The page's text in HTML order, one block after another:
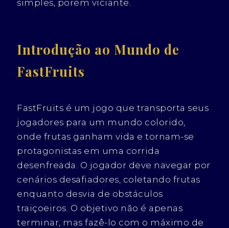
simples, porém viciante.
Introdução ao Mundo de
FastFruits
FastFruits é um jogo que transporta seus
jogadores para um mundo colorido,
onde frutas ganham vida e tornam-se
protagonistas em uma corrida
desenfreada. O jogador deve navegar por
cenários desafiadores, coletando frutas
enquanto desvia de obstáculos
traiçoeiros. O objetivo não é apenas
terminar, mas fazê-lo com o máximo de